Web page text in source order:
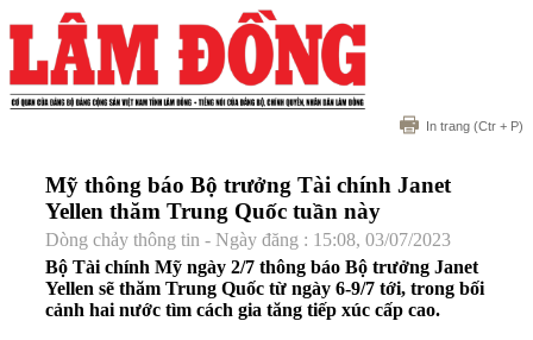
In trang (Ctr + P)
Mỹ thông báo Bộ trưởng Tài chính Janet
Yellen thăm Trung Quốc tuần này
Dòng chảy thông tin - Ngày đăng : 15:08, 03/07/2023
Bộ Tài chính Mỹ ngày 2/7 thông báo Bộ trưởng Janet
Yellen sẽ thăm Trung Quốc từ ngày 6-9/7 tới, trong bối
cảnh hai nước tìm cách gia tăng tiếp xúc cấp cao.